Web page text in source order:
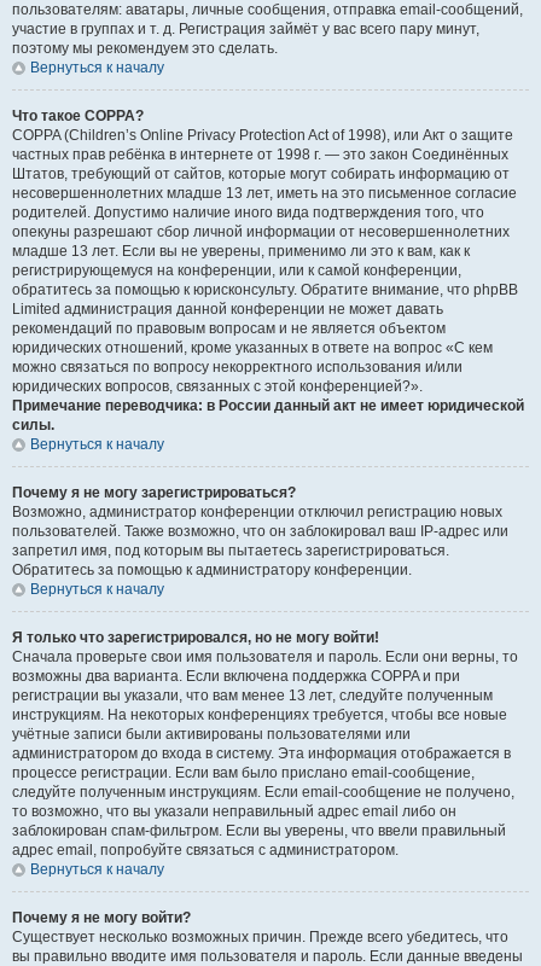
пользователям: аватары, личные сообщения, отправка email-сообщений,
участие в группах и т. д. Регистрация займёт у вас всего пару минут,
поэтому мы рекомендуем это сделать.
Вернуться к началу
Что такое COPPA?
COPPA (Children’s Online Privacy Protection Act of 1998), или Акт о защите
частных прав ребёнка в интернете от 1998 г. — это закон Соединённых
Штатов, требующий от сайтов, которые могут собирать информацию от
несовершеннолетних младше 13 лет, иметь на это письменное согласие
родителей. Допустимо наличие иного вида подтверждения того, что
опекуны разрешают сбор личной информации от несовершеннолетних
младше 13 лет. Если вы не уверены, применимо ли это к вам, как к
регистрирующемуся на конференции, или к самой конференции,
обратитесь за помощью к юрисконсульту. Обратите внимание, что phpBB
Limited администрация данной конференции не может давать
рекомендаций по правовым вопросам и не является объектом
юридических отношений, кроме указанных в ответе на вопрос «С кем
можно связаться по вопросу некорректного использования и/или
юридических вопросов, связанных с этой конференцией?».
Примечание переводчика: в России данный акт не имеет юридической
силы.
Вернуться к началу
Почему я не могу зарегистрироваться?
Возможно, администратор конференции отключил регистрацию новых
пользователей. Также возможно, что он заблокировал ваш IP-адрес или
запретил имя, под которым вы пытаетесь зарегистрироваться.
Обратитесь за помощью к администратору конференции.
Вернуться к началу
Я только что зарегистрировался, но не могу войти!
Сначала проверьте свои имя пользователя и пароль. Если они верны, то
возможны два варианта. Если включена поддержка COPPA и при
регистрации вы указали, что вам менее 13 лет, следуйте полученным
инструкциям. На некоторых конференциях требуется, чтобы все новые
учётные записи были активированы пользователями или
администратором до входа в систему. Эта информация отображается в
процессе регистрации. Если вам было прислано email-сообщение,
следуйте полученным инструкциям. Если email-сообщение не получено,
то возможно, что вы указали неправильный адрес email либо он
заблокирован спам-фильтром. Если вы уверены, что ввели правильный
адрес email, попробуйте связаться с администратором.
Вернуться к началу
Почему я не могу войти?
Существует несколько возможных причин. Прежде всего убедитесь, что
вы правильно вводите имя пользователя и пароль. Если данные введены